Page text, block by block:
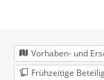
Vorhaben- und
Frühzeitige